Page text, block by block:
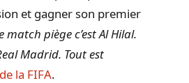
et gagner son premier
match piège c’est Al Hilal.
Madrid. Tout est
la FIFA.